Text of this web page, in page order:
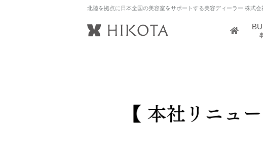
北陸を拠点に日本全国の美容室をサポートする美容ディーラー 株式会